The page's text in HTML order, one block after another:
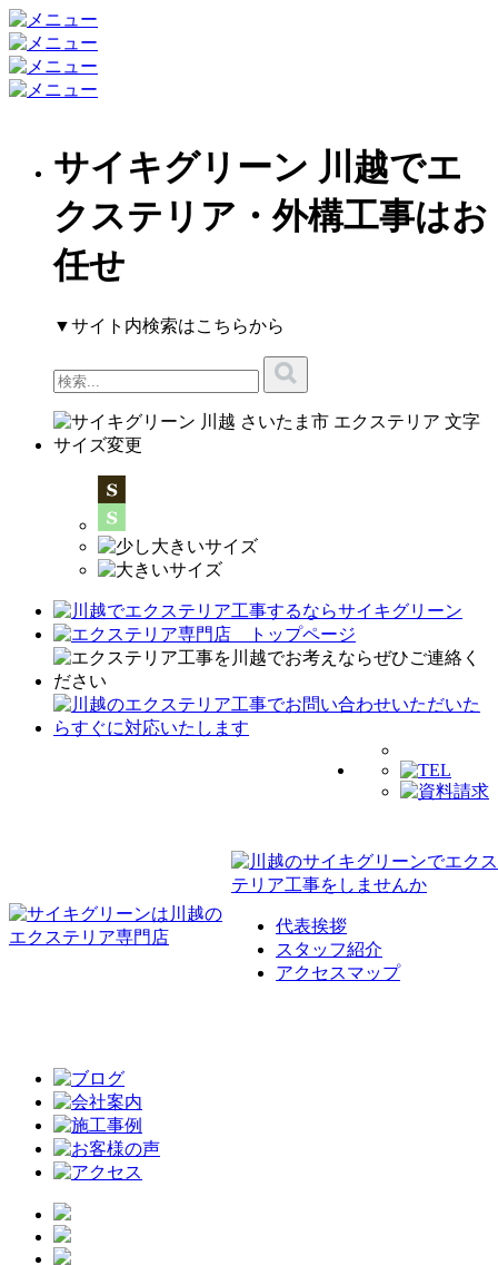
サイキグリーン 川越でエ
クステリア・外構工事はお
任せ
▼サイト内検索はこちらから
代表挨拶
スタッフ紹介
アクセスマップ